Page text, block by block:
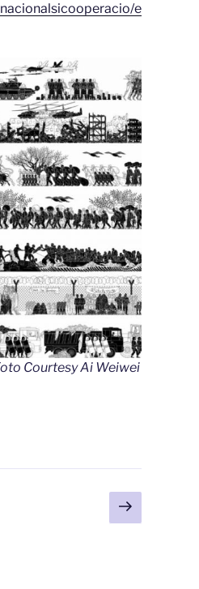
e
Courtesy Ai Weiwei
Siguiente
página